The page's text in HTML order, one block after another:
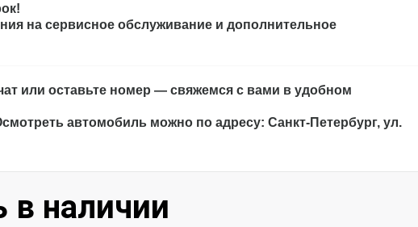
на сервисное обслуживание и дополнительное
или оставьте номер — свяжемся с вами в удобном
автомобиль можно по адресу: Санкт-Петербург, ул.
в наличии